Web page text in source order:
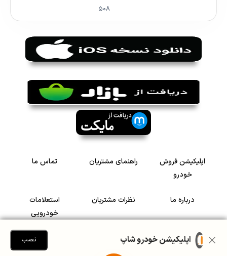
۵۰۸
اپلیکیشن فروش
خودرو
راهنمای مشتریان تماس ما
درباره ما نظرات مشتریان
استعلامات
خودرویی
سرمایه گذاری در
رضایت مشتریاناپلیکیشن خودرو شاپ نصب